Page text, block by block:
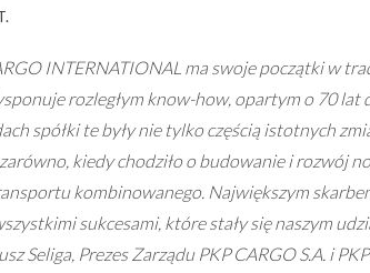
INTERNATIONAL ma swoje początki w
rozległym know-how, opartym o 70 lat
spółki te były nie tylko częścią istotnych
kiedy chodziło o budowanie i rozwój
kombinowanego. Największym
sukcesami, które stały się naszym
Seliga, Prezes Zarządu PKP CARGO S.A. i